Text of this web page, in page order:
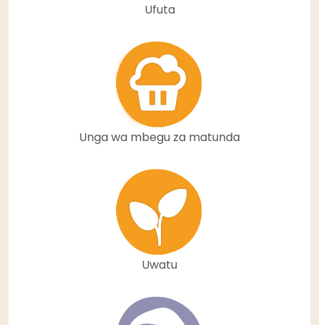
Ufuta
Unga wa mbegu za matunda
Uwatu